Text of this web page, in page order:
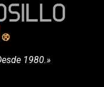
1980.»